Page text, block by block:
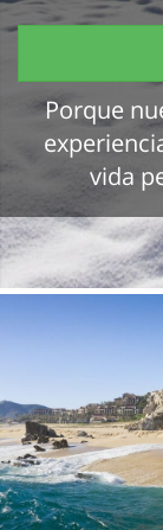
Porque
vida